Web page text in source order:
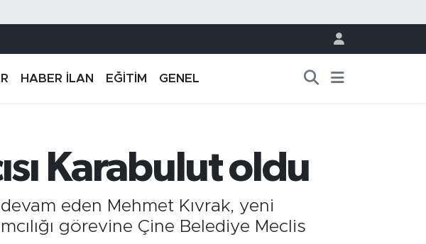
HABER İLAN EĞİTİM GENEL
Karabulut oldu
eden Mehmet Kıvrak, yeni
görevine Çine Belediye Meclis